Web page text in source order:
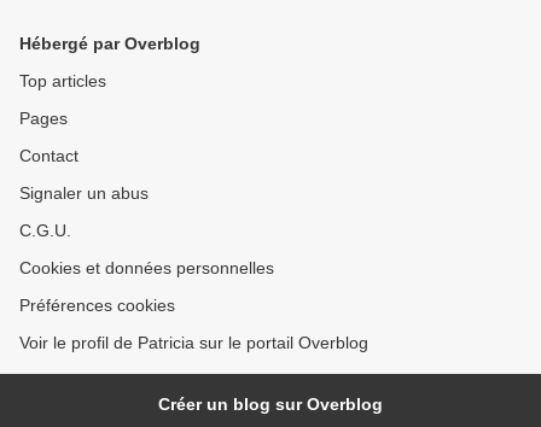
Hébergé par Overblog
Top articles
Pages
Contact
Signaler un abus
C.G.U.
Cookies et données personnelles
Préférences cookies
Voir le profil de Patricia sur le portail Overblog
Créer un blog sur Overblog